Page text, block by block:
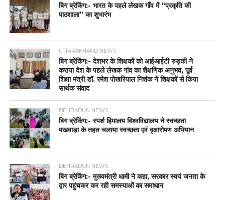
बिग ब्रेकिंग:- भारत के पहले लेखक गाँव में “प्रकृति की
पाठशाला” का शुभारंभ
UTTARAKHAND NEWS
बिग ब्रेकिंग:- देशभर के शिक्षकों को आईआईटी रुड़की ने
कराया देश के पहले लेखक गांव का शैक्षणिक अनुभव, पूर्व
शिक्षा मंत्री डॉ. रमेश पोखरियाल निशंक ने शिक्षकों से किया
सार्थक संवाद
DEHRADUN NEWS
बिग ब्रेकिंग:- स्पर्श हिमालय विश्वविद्यालय ने स्वच्छता
पखवाड़ा के तहत चलाया स्वच्छता एवं वृक्षारोपण अभियान
DEHRADUN NEWS
बिग ब्रेकिंग:- मुख्यमंत्री धामी ने कहा, सरकार स्वयं जनता के
द्वार पहुंचकर कर रही समस्याओं का समाधान